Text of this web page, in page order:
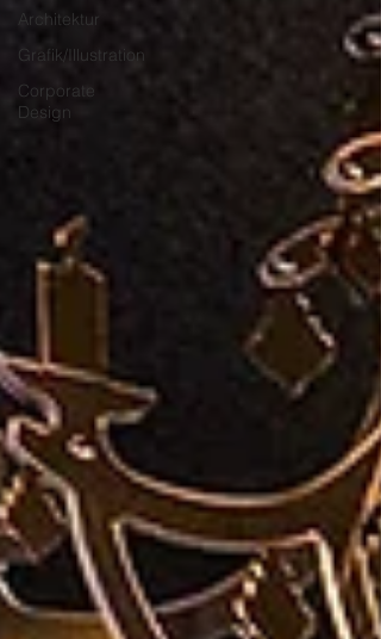
Architektur
Grafik/Illustration
Corporate
Design